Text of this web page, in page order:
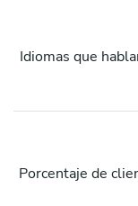
Idiomas que
Porcentaje de